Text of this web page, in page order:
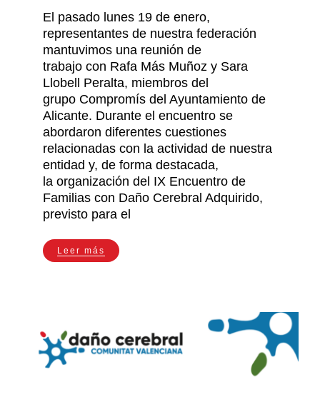
El pasado lunes 19 de enero,
representantes de nuestra federación
mantuvimos una reunión de
trabajo con Rafa Más Muñoz y Sara
Llobell Peralta, miembros del
grupo Compromís del Ayuntamiento de
Alicante. Durante el encuentro se
abordaron diferentes cuestiones
relacionadas con la actividad de nuestra
entidad y, de forma destacada,
la organización del IX Encuentro de
Familias con Daño Cerebral Adquirido,
previsto para el
Leer más